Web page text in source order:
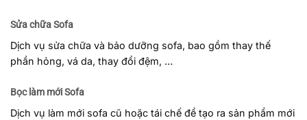
Sửa chữa Sofa
Dịch vụ sửa chữa và bảo dưỡng sofa, bao gồm thay thế
phần hỏng, vá da, thay đổi đệm, …
Bọc làm mới Sofa
Dịch vụ làm mới sofa cũ hoặc tái chế để tạo ra sản phẩm mới